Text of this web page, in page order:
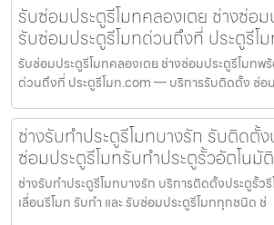
รับซ่อมประตูรีโมทคลองเตย ช่างซ่อ
รับซ่อมประตูรีโมทด่วนถึงที่ ประตูรีโ
รับซ่อมประตูรีโมทคลองเตย ช่างซ่อมประตูรีโมทพ
ด่วนถึงที่ ประตูรีโมท.com — บริการรับติดตั้ง ซ่อ
ช่างรับทำประตูรีโมทบางรัก รับติดตั้
ซ่อมประตูรีโมทรับทำประตูรั้วอัตโนมั
ช่างรับทำประตูรีโมทบางรัก บริการติดตั้งประตูรั้ว
เลื่อนรีโมท รับทำ และ รับซ่อมประตูรีโมททุกชนิด ช่